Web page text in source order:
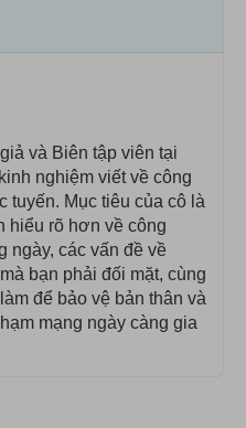
và Biên tập viên tại
nghiệm viết về công
tuyến. Mục tiêu của cô là
rõ hơn về công
ngày, các vấn đề về
bạn phải đối mặt, cùng
để bảo vệ bản thân và
mạng ngày càng gia